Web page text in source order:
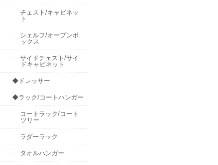
チェスト/キャビネッ
ト
シェルフ/オープンボ
ックス
サイドチェスト/サイ
ドキャビネット
◆ドレッサー
◆ラック/コートハンガー
コートラック/コート
ツリー
ラダーラック
タオルハンガー